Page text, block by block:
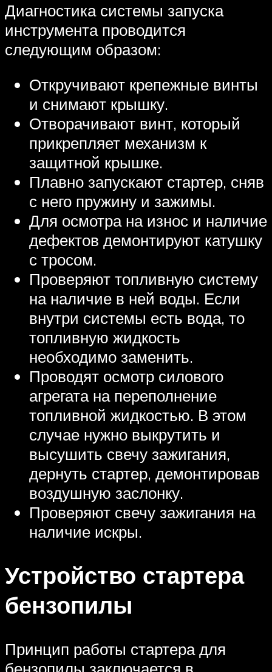
Диагностика системы запуска
инструмента проводится
следующим образом:
Откручивают крепежные винты
и снимают крышку.
Отворачивают винт, который
прикрепляет механизм к
защитной крышке.
Плавно запускают стартер, сняв
с него пружину и зажимы.
Для осмотра на износ и наличие
дефектов демонтируют катушку
с тросом.
Проверяют топливную систему
на наличие в ней воды. Если
внутри системы есть вода, то
топливную жидкость
необходимо заменить.
Проводят осмотр силового
агрегата на переполнение
топливной жидкостью. В этом
случае нужно выкрутить и
высушить свечу зажигания,
дернуть стартер, демонтировав
воздушную заслонку.
Проверяют свечу зажигания на
наличие искры.
Устройство стартера
бензопилы
Принцип работы стартера для